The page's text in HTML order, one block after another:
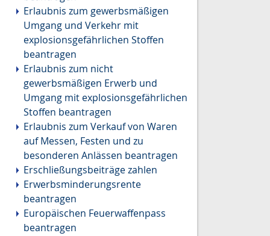
Erlaubnis zum gewerbsmäßigen
Umgang und Verkehr mit
explosionsgefährlichen Stoffen
beantragen
Erlaubnis zum nicht
gewerbsmäßigen Erwerb und
Umgang mit explosionsgefährlichen
Stoffen beantragen
Erlaubnis zum Verkauf von Waren
auf Messen, Festen und zu
besonderen Anlässen beantragen
Erschließungsbeiträge zahlen
Erwerbsminderungsrente
beantragen
Europäischen Feuerwaffenpass
beantragen